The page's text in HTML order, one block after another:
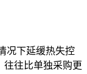
况下延缓热失控
往往比单独采购更